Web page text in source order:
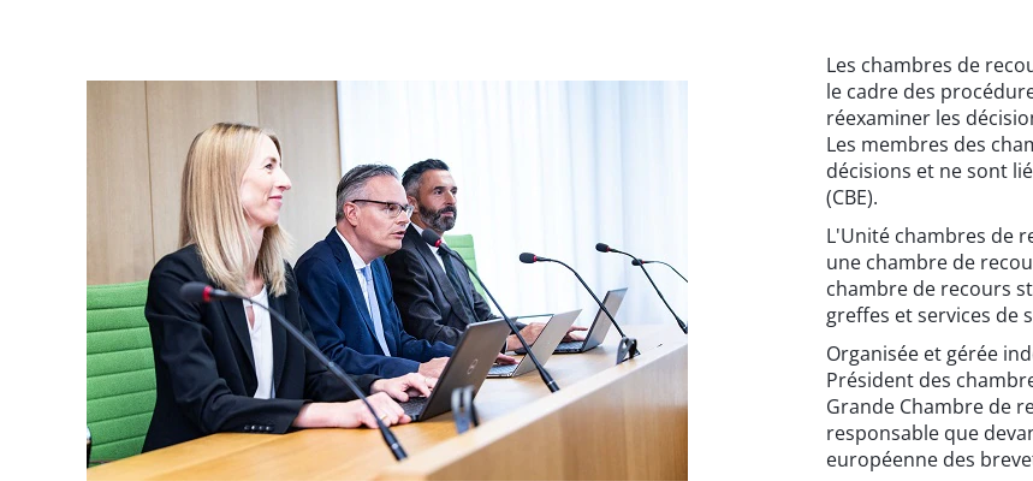
Les chambres de
le cadre des
réexaminer les
Les membres des
décisions et ne sont
(CBE).
L'Unité chambres de
une chambre de
chambre de recours
greffes et services de
Organisée et gérée
Président des
Grande Chambre de
responsable que
européenne des